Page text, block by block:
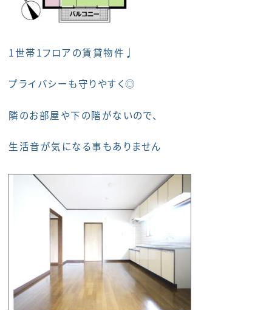
1世帯1フロアの賃貸物件♩
プライバシーも守りやすく◎
隣のお部屋や下の階がないので、
生活音が気になる事もありません